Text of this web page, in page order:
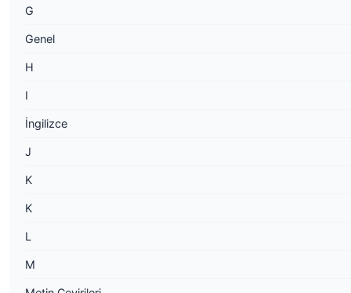
G
Genel
H
I
İngilizce
J
K
K
L
M